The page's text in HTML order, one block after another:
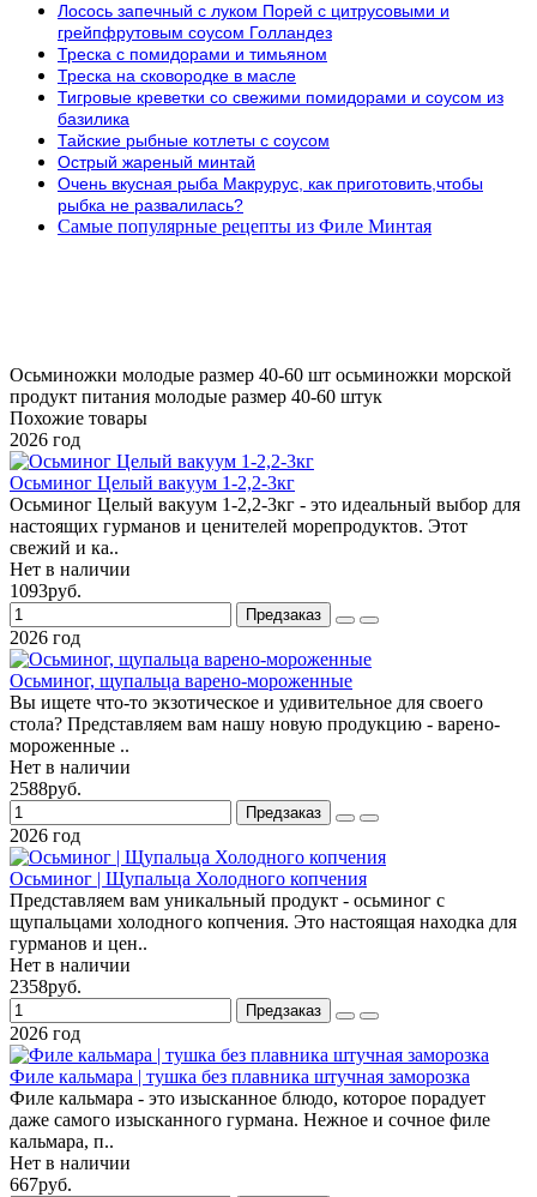
Лосось запечный с луком Порей с цитрусовыми и
грейпфрутовым соусом Голландез
Треска с помидорами и тимьяном
Треска на сковородке в масле
Тигровые креветки со свежими помидорами и соусом из
базилика
Тайские рыбные котлеты с соусом
Острый жареный минтай
Очень вкусная рыба Макрурус, как приготовить,чтобы
рыбка не развалилась?
Самые популярные рецепты из Филе Минтая
Осьминожки молодые размер 40-60 шт осьминожки морской
продукт питания молодые размер 40-60 штук
Похожие товары
2026 год
Осьминог Целый вакуум 1-2,2-3кг
Осьминог Целый вакуум 1-2,2-3кг - это идеальный выбор для
настоящих гурманов и ценителей морепродуктов. Этот
свежий и ка..
Нет в наличии
1093руб.
Предзаказ
2026 год
Осьминог, щупальца варено-мороженные
Вы ищете что-то экзотическое и удивительное для своего
стола? Представляем вам нашу новую продукцию - варено-
мороженные ..
Нет в наличии
2588руб.
Предзаказ
2026 год
Осьминог | Щупальца Холодного копчения
Представляем вам уникальный продукт - осьминог с
щупальцами холодного копчения. Это настоящая находка для
гурманов и цен..
Нет в наличии
2358руб.
Предзаказ
2026 год
Филе кальмара | тушка без плавника штучная заморозка
Филе кальмара - это изысканное блюдо, которое порадует
даже самого изысканного гурмана. Нежное и сочное филе
кальмара, п..
Нет в наличии
667руб.